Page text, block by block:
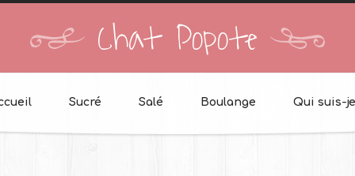
Chat Popote
Sucré Salé Boulange Qui suis-